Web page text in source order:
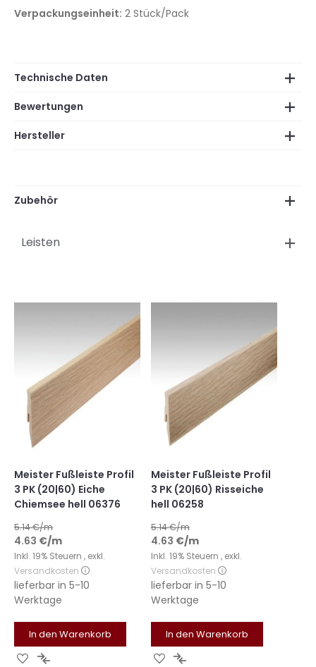
Verpackungseinheit: 2 Stück/Pack
Technische Daten
Bewertungen
Hersteller
Zubehör
Leisten
Meister Fußleiste Profil
3 PK (20|60) Eiche
Chiemsee hell 06376
5.14€/m
4.63 €/m
Inkl. 19% Steuern , exkl.
Versandkosten
lieferbar in 5-10
Werktage
In den Warenkorb
Zur Zur
Meister Fußleiste Profil
3 PK (20|60) Risseiche
hell 06258
5.14€/m
4.63 €/m
Inkl. 19% Steuern , exkl.
Versandkosten
lieferbar in 5-10
Werktage
In den Warenkorb
Zur Zur